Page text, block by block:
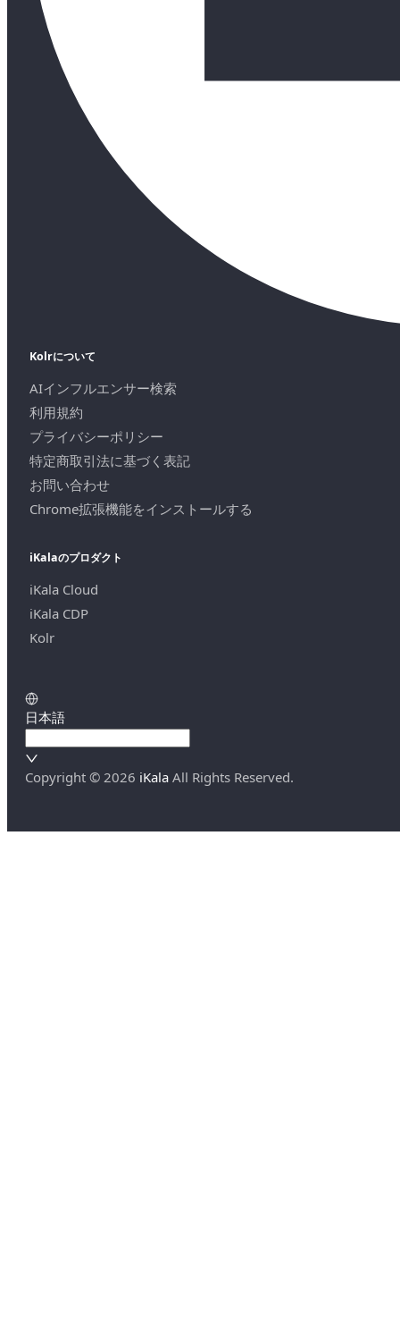
Kolrについて
AIインフルエンサー検索
利用規約
プライバシーポリシー
特定商取引法に基づく表記
お問い合わせ
Chrome拡張機能をインストールする
iKalaのプロダクト
iKala Cloud
iKala CDP
Kolr
日本語
Copyright © 2026 iKala All Rights Reserved.